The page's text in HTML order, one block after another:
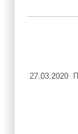
27.03.2020